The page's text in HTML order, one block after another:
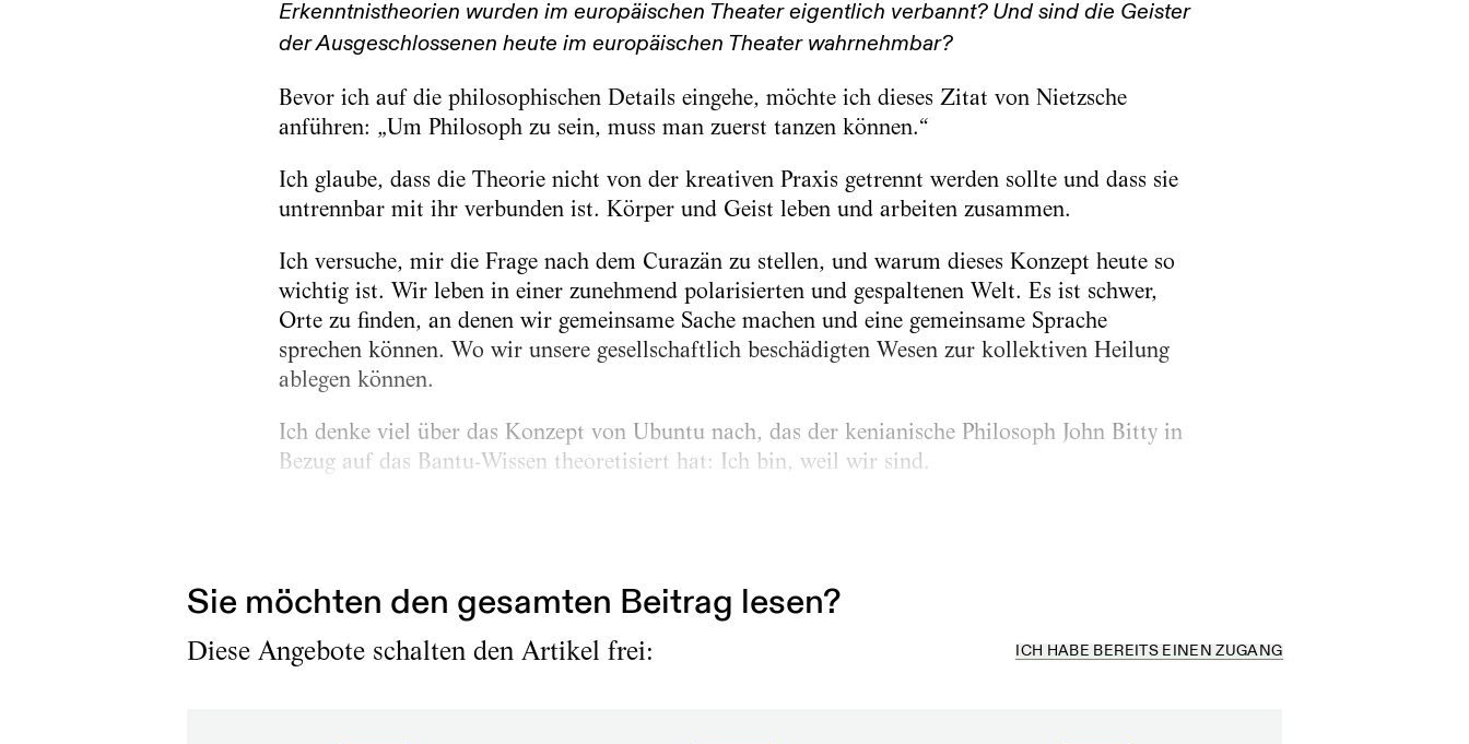
Erkenntnistheorien wurden im europäischen Theater eigentlich verbannt? Und sind die Geister
der Ausgeschlossenen heute im europäischen Theater wahrnehmbar?
Bevor ich auf die philosophischen Details eingehe, möchte ich dieses Zitat von Nietzsche
anführen: „Um Philosoph zu sein, muss man zuerst tanzen können.“
Ich glaube, dass die Theorie nicht von der kreativen Praxis getrennt werden sollte und dass sie
untrennbar mit ihr verbunden ist. Körper und Geist leben und arbeiten zusammen.
Ich versuche, mir die Frage nach dem Curazän zu stellen, und warum dieses Konzept heute so
wichtig ist. Wir leben in einer zunehmend polarisierten und gespaltenen Welt. Es ist schwer,
Orte zu finden, an denen wir gemeinsame Sache machen und eine gemeinsame Sprache
sprechen können. Wo wir unsere gesellschaftlich beschädigten Wesen zur kollektiven Heilung
ablegen können.
Ich denke viel über das Konzept von Ubuntu nach, das der kenianische Philosoph John Bitty in
Bezug auf das Bantu-Wissen theoretisiert hat: Ich bin, weil wir sind.
Sie möchten den gesamten Beitrag lesen?
Diese Angebote schalten den Artikel frei: ICH HABE BEREITS EINEN ZUGANG